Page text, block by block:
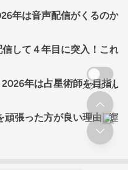
年は音声配信がくるのか
して４年目に突入！これ
年は占星術師を目指し
張った方が良い理由 運
スクロール